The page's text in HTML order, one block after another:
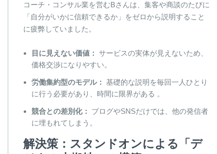
コーチ・コンサル業を営むBさんは、集客や商談のたびに
「自分がいかに信頼できるか」をゼロから説明すること
に疲弊していました。
目に見えない価値： サービスの実体が見えないため、
価格交渉になりやすい。
労働集約型のモデル： 基礎的な説明を毎回一人ひとり
に行う必要があり、時間に限界がある 。
競合との差別化：
ブログやSNSだけでは、他の発信者
に埋もれてしまう。
解決策：スタンドオンによる「デ